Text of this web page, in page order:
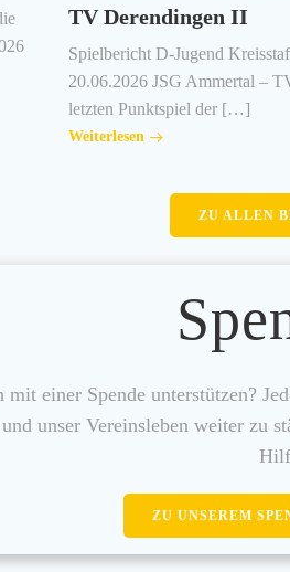
TV Derendingen II
Spielbericht D-Jugend
20.06.2026 JSG Ammertal –
letzten Punktspiel der […]
Weiterlesen
ZU ALLEN
mit einer Spende unterstützen?
unser Vereinsleben weiter zu
ZU UNSEREM